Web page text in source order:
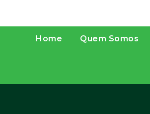
Home Quem Somos